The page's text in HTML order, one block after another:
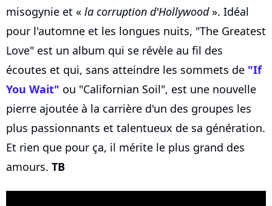
misogynie et « la corruption d'Hollywood». Idéal
pour l'automne et les longues nuits, "The Greatest
Love" est un album qui se révèle au fil des
écoutes et qui, sans atteindre les sommets de "If
You Wait" ou "Californian Soil", est une nouvelle
pierre ajoutée à la carrière d'un des groupes les
plus passionnants et talentueux de sa génération.
Et rien que pour ça, il mérite le plus grand des
amours. TB